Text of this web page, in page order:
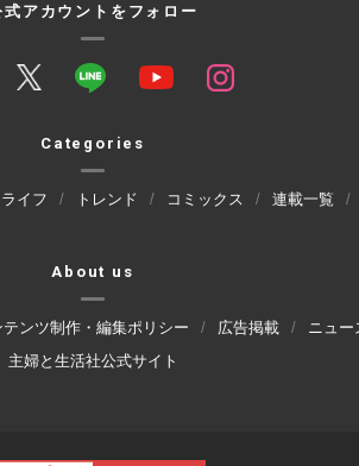
式アカウントをフォロー
Categories
ライフ トレンド コミックス 連載一覧
About us
テンツ制作・編集ポリシー 広告掲載 ニュ
主婦と生活社公式サイト